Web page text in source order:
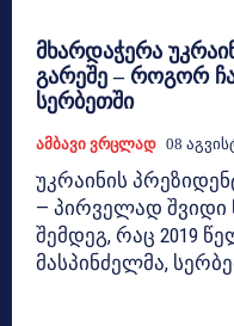
მხარდაჭერა
გარეშე – როგორ
სერბეთში
Ამბავი Ვრცლად 08
უკრაინის
— პირველად შვიდი
შემდეგ, რაც 2019
მასპინძელმა,